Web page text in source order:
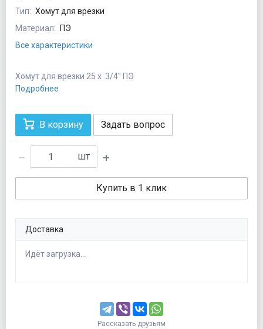
Тип: Хомут для врезки
Материал:
ПЭ
Все характеристики
Хомут для врезки 25 х 3/4" ПЭ
Подробнее
В корзину Задать вопрос
шт
Купить в 1 клик
Доставка
Идёт загрузка...
Рассказать друзьям